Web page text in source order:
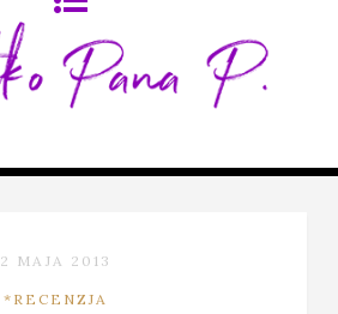
2 MAJA 2013
*RECENZJA